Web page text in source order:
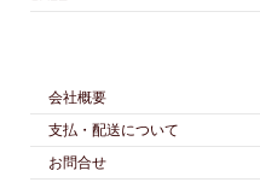
会社概要
支払・配送について
お問合せ